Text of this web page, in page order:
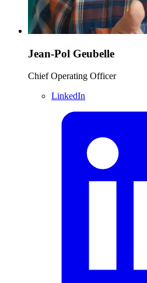
Jean-Pol Geubelle
Chief Operating Officer
LinkedIn